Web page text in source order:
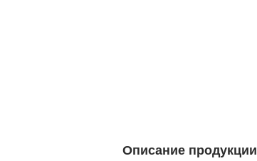
Описание продукции